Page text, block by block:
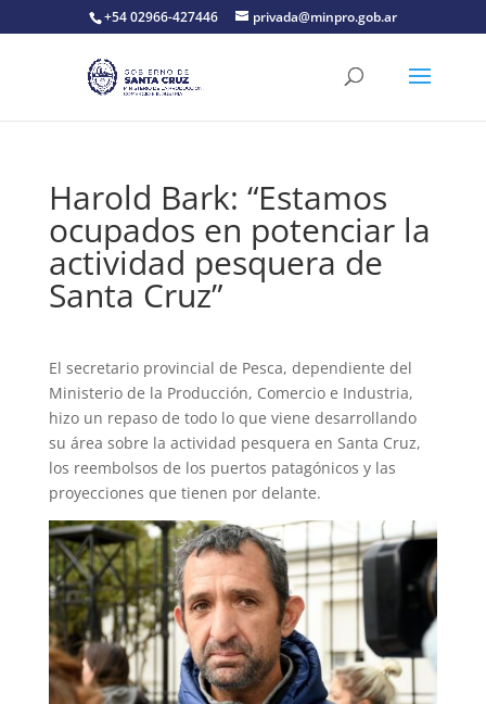
+54 02966-427446 privada@minpro.gob.ar
Harold Bark: “Estamos
ocupados en potenciar la
actividad pesquera de
Santa Cruz”
El secretario provincial de Pesca, dependiente del
Ministerio de la Producción, Comercio e Industria,
hizo un repaso de todo lo que viene desarrollando
su área sobre la actividad pesquera en Santa Cruz,
los reembolsos de los puertos patagónicos y las
proyecciones que tienen por delante.